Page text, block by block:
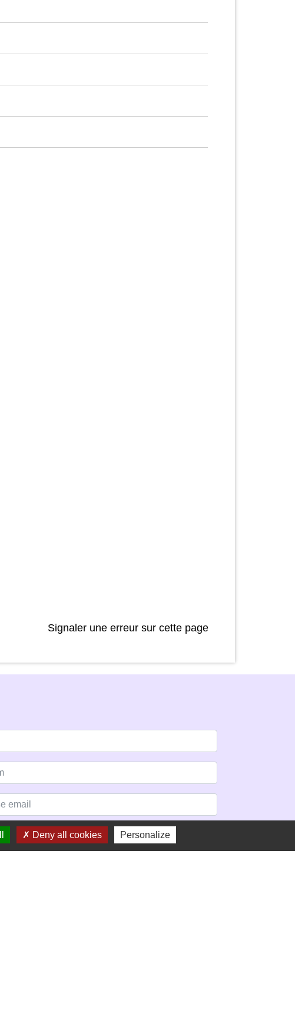
Signaler une erreur sur cette page
Deny all cookies Personalize